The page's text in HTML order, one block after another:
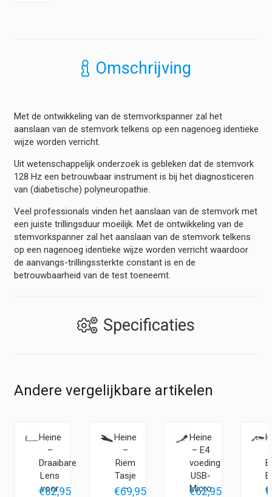
Omschrijving
Met de ontwikkeling van de stemvorkspanner zal het
aanslaan van de stemvork telkens op een nagenoeg identieke
wijze worden verricht.
Uit wetenschappelijk onderzoek is gebleken dat de stemvork
128 Hz een betrouwbaar instrument is bij het diagnosticeren
van (diabetische) polyneuropathie.
Veel professionals vinden het aanslaan van de stemvork met
een juiste trillingsduur moeilijk. Met de ontwikkeling van de
stemvorkspanner zal het aanslaan van de stemvork telkens
op een nagenoeg identieke wijze worden verricht waardoor
de aanvangs-trillingssterkte constant is en de
betrouwbaarheid van de test toeneemt.
Specificaties
Andere vergelijkbare artikelen
Heine
–
Draaibare
Lens
voor
€62,95
Heine
–
Riem
Tasje
–
€69,95
Heine
– E4
voeding
USB-
Micro
€62,95 €